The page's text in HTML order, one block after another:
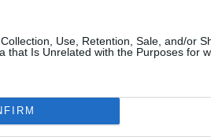
Use, Retention, Sale, and/or
that Is Unrelated with the Purposes for